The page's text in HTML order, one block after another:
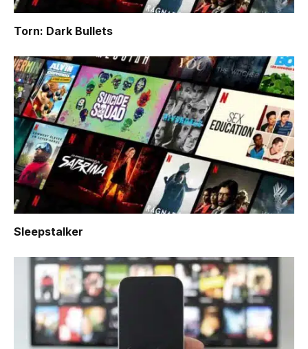
Torn: Dark Bullets
Sleepstalker